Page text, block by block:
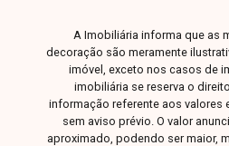
A Imobiliária informa que as
decoração são meramente
imóvel, exceto nos casos de
imobiliária se reserva o
informação referente aos valores
sem aviso prévio. O valor
aproximado, podendo ser maior,